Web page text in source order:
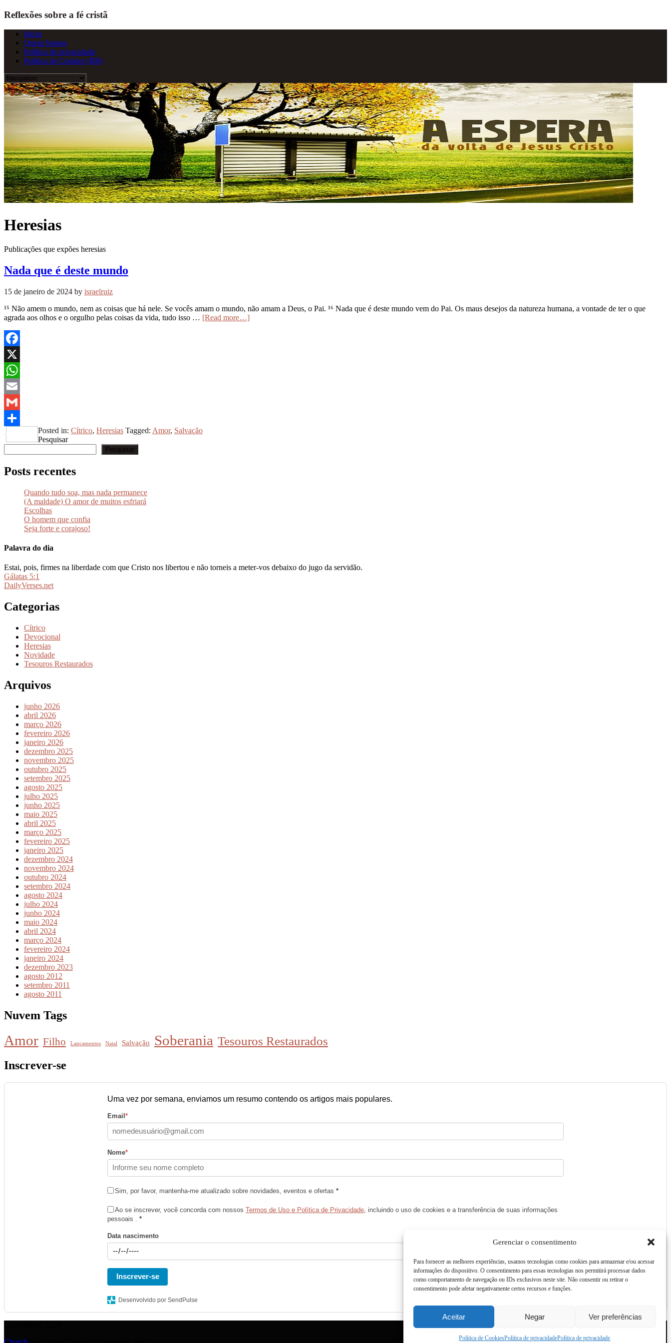
Gerenciar o consentimento
Para fornecer as melhores experiências, usamos tecnologias como cookies para armazenar e/ou acessar
informações do dispositivo. O consentimento para essas tecnologias nos permitirá processar dados
como comportamento de navegação ou IDs exclusivos neste site. Não consentir ou retirar o
consentimento pode afetar negativamente certos recursos e funções.
Aceitar Negar Ver preferências
Política de CookiesPolítica de privacidadePolítica de privacidade
Reflexões sobre a fé cristã
Início
Quem Somos
Política de privacidade
Política de Cookies (BR)
Heresias
Publicações que expões heresias
Nada que é deste mundo
15 de janeiro de 2024 by israelruiz
¹⁵ Não amem o mundo, nem as coisas que há nele. Se vocês amam o mundo, não amam a Deus, o Pai. ¹⁶ Nada que é deste mundo vem do Pai. Os maus desejos da natureza humana, a vontade de ter o que
agrada aos olhos e o orgulho pelas coisas da vida, tudo isso … [Read more…]
Facebook
X
WhatsApp
Email
Gmail
Share
Posted in: Cítrico, Heresias Tagged: Amor, Salvação
Pesquisar
Pesquisar
Posts recentes
Quando tudo soa, mas nada permanece
(A maldade) O amor de muitos esfriará
Escolhas
O homem que confia
Seja forte e corajoso!
Palavra do dia
Estai, pois, firmes na liberdade com que Cristo nos libertou e não torneis a meter-vos debaixo do jugo da servidão.
Gálatas 5:1
DailyVerses.net
Categorias
Cítrico
Devocional
Heresias
Novidade
Tesouros Restaurados
Arquivos
junho 2026
abril 2026
março 2026
fevereiro 2026
janeiro 2026
dezembro 2025
novembro 2025
outubro 2025
setembro 2025
agosto 2025
julho 2025
junho 2025
maio 2025
abril 2025
março 2025
fevereiro 2025
janeiro 2025
dezembro 2024
novembro 2024
outubro 2024
setembro 2024
agosto 2024
julho 2024
junho 2024
maio 2024
abril 2024
março 2024
fevereiro 2024
janeiro 2024
dezembro 2023
agosto 2012
setembro 2011
agosto 2011
Nuvem Tags
Amor Filho Lançamentos Natal Salvação Soberania Tesouros Restaurados
Inscrever-se
Uma vez por semana, enviamos um resumo contendo os artigos mais populares.
Email*
Nome*
Sim, por favor, mantenha-me atualizado sobre novidades, eventos e ofertas *
Ao se inscrever, você concorda com nossos Termos de Uso e Política de Privacidade , incluindo o uso de cookies e a transferência de suas informações
pessoais .
*
Data nascimento
Inscrever-se
Desenvolvido por SendPulse